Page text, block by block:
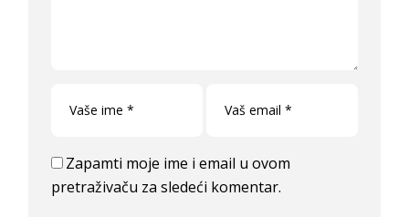
Zapamti moje ime i email u ovom
pretraživaču za sledeći komentar.